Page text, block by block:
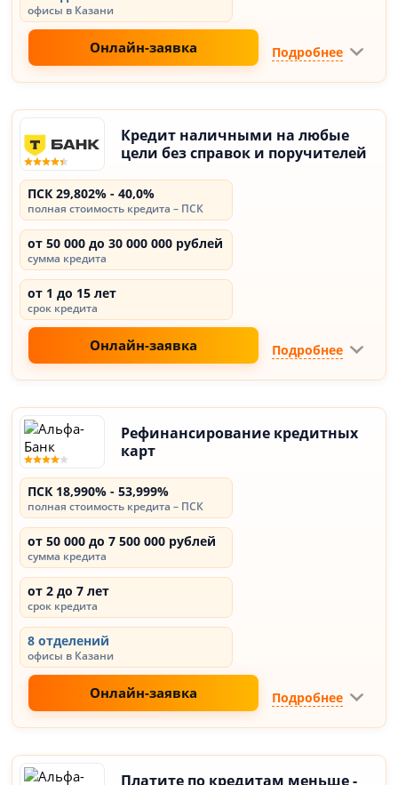
офисы в Казани
Онлайн-заявка Подробнее
Кредит наличными на любые
цели без справок и поручителей
ПСК 29,802% - 40,0%
полная стоимость кредита – ПСК
от 50 000 до 30 000 000 рублей
сумма кредита
от 1 до 15 лет
срок кредита
Онлайн-заявка Подробнее
Рефинансирование кредитных
карт
ПСК 18,990% - 53,999%
полная стоимость кредита – ПСК
от 50 000 до 7 500 000 рублей
сумма кредита
от 2 до 7 лет
срок кредита
8 отделений
офисы в Казани
Онлайн-заявка Подробнее
Платите по кредитам меньше -